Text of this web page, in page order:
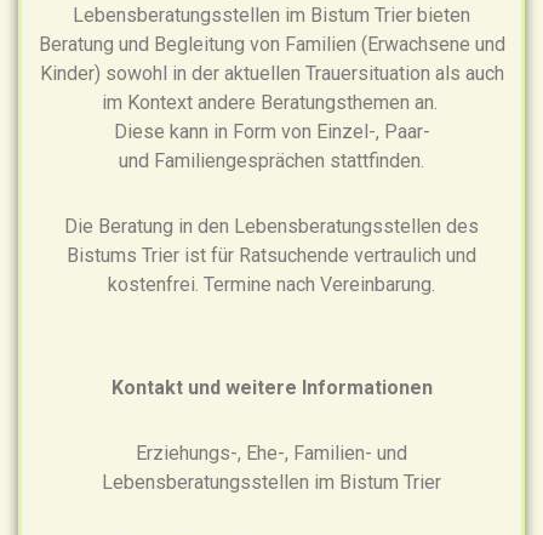
Lebensberatungsstellen im Bistum Trier bieten
Beratung und Begleitung von Familien (Erwachsene und
Kinder) sowohl in der aktuellen Trauersituation als auch
im Kontext andere Beratungsthemen an.
Diese kann in Form von Einzel-, Paar-
und Familiengesprächen stattfinden.
Die Beratung in den Lebensberatungsstellen des
Bistums Trier ist für Ratsuchende vertraulich und
kostenfrei. Termine nach Vereinbarung.
Kontakt und weitere Informationen
Erziehungs-, Ehe-, Familien- und
Lebensberatungsstellen im Bistum Trier